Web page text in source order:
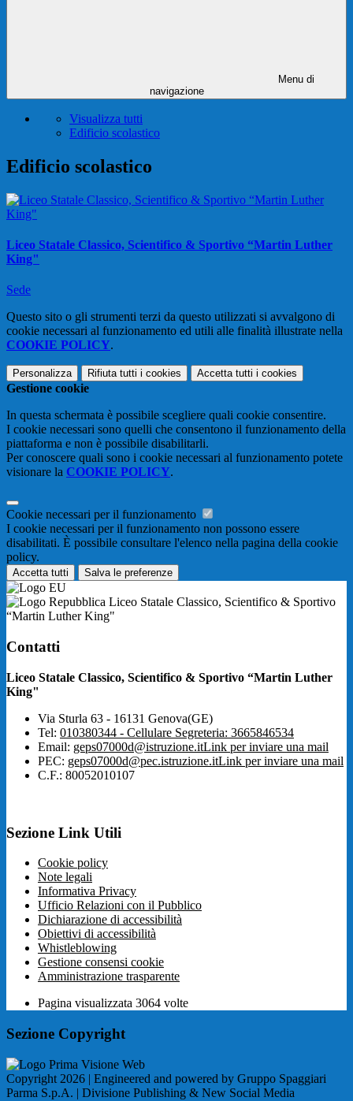
Menu di
navigazione
Visualizza tutti
Edificio scolastico
Edificio scolastico
Liceo Statale Classico, Scientifico & Sportivo “Martin Luther
King"
Sede
Questo sito o gli strumenti terzi da questo utilizzati si avvalgono di
cookie necessari al funzionamento ed utili alle finalità illustrate nella
COOKIE POLICY.
Personalizza Rifiuta tutti i cookies Accetta tutti i cookies
Gestione cookie
In questa schermata è possibile scegliere quali cookie consentire.
I cookie necessari sono quelli che consentono il funzionamento della
piattaforma e non è possibile disabilitarli.
Per conoscere quali sono i cookie necessari al funzionamento potete
visionare la COOKIE POLICY.
Cookie necessari per il funzionamento
I cookie necessari per il funzionamento non possono essere
disabilitati. È possibile consultare l'elenco nella pagina della cookie
policy.
Accetta tutti Salva le preferenze
Liceo Statale Classico, Scientifico & Sportivo
“Martin Luther King"
Contatti
Liceo Statale Classico, Scientifico & Sportivo “Martin Luther
King"
Via Sturla 63 - 16131 Genova(GE)
Tel: 010380344 - Cellulare Segreteria: 3665846534
Email: geps07000d@istruzione.itLink per inviare una mail
PEC: geps07000d@pec.istruzione.itLink per inviare una mail
C.F.: 80052010107
Sezione Link Utili
Cookie policy
Note legali
Informativa Privacy
Ufficio Relazioni con il Pubblico
Dichiarazione di accessibilità
Obiettivi di accessibilità
Whistleblowing
Gestione consensi cookie
Amministrazione trasparente
Pagina visualizzata 3064 volte
Sezione Copyright
Copyright 2026 | Engineered and powered by Gruppo Spaggiari
Parma S.p.A. | Divisione Publishing & New Social Media